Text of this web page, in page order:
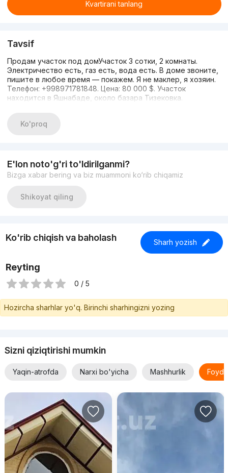
Kvartirani tanlang
Tavsif
Продам участок под домУчасток 3 сотки, 2 комнаты.
Электричество есть, газ есть, вода есть. В доме звоните,
пишите в любое время — покажем. Я не маклер, я хозяин.
Телефон: +998971781848. Цена: 80 000 $. Участок
находится в Яшнабаде, около базара Тизековка.
Ko'proq
E'lon noto'g'ri to'ldirilganmi?
Bizga xabar bering va biz muammoni ko‘rib chiqamiz
Shikoyat qiling
Ko'rib chiqish va baholash Sharh yozish
Reyting
0 / 5
Hozircha sharhlar yo'q. Birinchi sharhingizni yozing
Sizni qiziqtirishi mumkin
Yaqin-atrofda Narxi bo'yicha Mashhurlik